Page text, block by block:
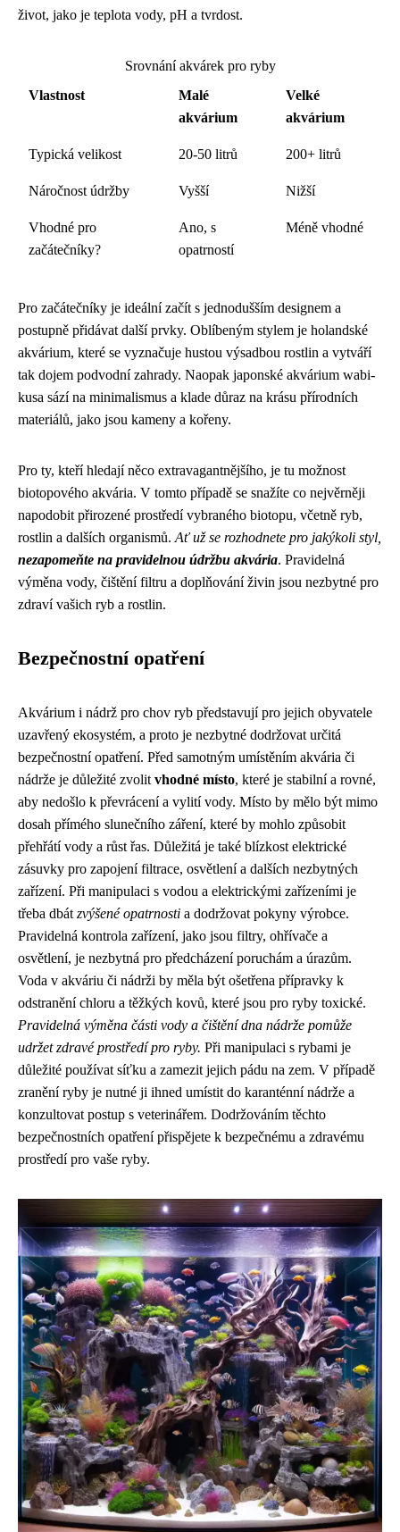
život, jako je teplota vody, pH a tvrdost.
Srovnání akvárek pro ryby
Vlastnost
Malé
akvárium
Velké
akvárium
Typická velikost 20-50 litrů 200+ litrů
Náročnost údržby Vyšší Nižší
Vhodné pro
začátečníky?
Ano, s
opatrností
Méně vhodné
Pro začátečníky je ideální začít s jednodušším designem a
postupně přidávat další prvky. Oblíbeným stylem je holandské
akvárium, které se vyznačuje hustou výsadbou rostlin a vytváří
tak dojem podvodní zahrady. Naopak japonské akvárium wabi-
kusa sází na minimalismus a klade důraz na krásu přírodních
materiálů, jako jsou kameny a kořeny.
Pro ty, kteří hledají něco extravagantnějšího, je tu možnost
biotopového akvária. V tomto případě se snažíte co nejvěrněji
napodobit přirozené prostředí vybraného biotopu, včetně ryb,
rostlin a dalších organismů. Ať už se rozhodnete pro jakýkoli styl,
nezapomeňte na pravidelnou údržbu akvária. Pravidelná
výměna vody, čištění filtru a doplňování živin jsou nezbytné pro
zdraví vašich ryb a rostlin.
Bezpečnostní opatření
Akvárium i nádrž pro chov ryb představují pro jejich obyvatele
uzavřený ekosystém, a proto je nezbytné dodržovat určitá
bezpečnostní opatření. Před samotným umístěním akvária či
nádrže je důležité zvolit vhodné místo, které je stabilní a rovné,
aby nedošlo k převrácení a vylití vody. Místo by mělo být mimo
dosah přímého slunečního záření, které by mohlo způsobit
přehřátí vody a růst řas. Důležitá je také blízkost elektrické
zásuvky pro zapojení filtrace, osvětlení a dalších nezbytných
zařízení. Při manipulaci s vodou a elektrickými zařízeními je
třeba dbát zvýšené opatrnosti a dodržovat pokyny výrobce.
Pravidelná kontrola zařízení, jako jsou filtry, ohřívače a
osvětlení, je nezbytná pro předcházení poruchám a úrazům.
Voda v akváriu či nádrži by měla být ošetřena přípravky k
odstranění chloru a těžkých kovů, které jsou pro ryby toxické.
Pravidelná výměna části vody a čištění dna nádrže pomůže
udržet zdravé prostředí pro ryby. Při manipulaci s rybami je
důležité používat síťku a zamezit jejich pádu na zem. V případě
zranění ryby je nutné ji ihned umístit do karanténní nádrže a
konzultovat postup s veterinářem. Dodržováním těchto
bezpečnostních opatření přispějete k bezpečnému a zdravému
prostředí pro vaše ryby.